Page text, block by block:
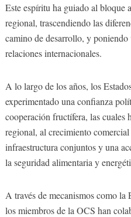
Este espíritu ha guiado al bloque
regional, trascendiendo las
camino de desarrollo, y
relaciones internacionales.
A lo largo de los años, los
experimentado una confianza
cooperación fructífera, las cuales
regional, al crecimiento
infraestructura conjuntos y una
la seguridad alimentaria y
A través de mecanismos como
los miembros de la OCS han